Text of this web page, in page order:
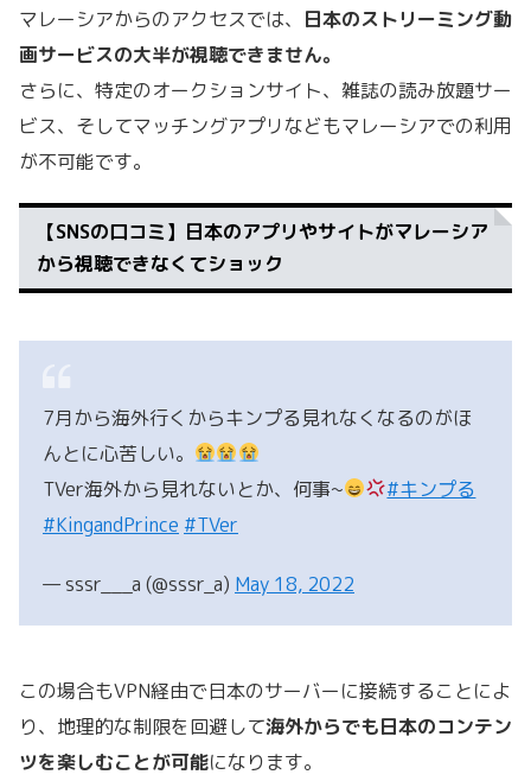
マレーシアからのアクセスでは、 日本のストリーミング動
画サービスの大半が視聴できません。
さらに、特定のオークションサイト、雑誌の読み放題サー
ビス、そしてマッチングアプリなどもマレーシアでの利用
が不可能です。
【SNSの口コミ】日本のアプリやサイトがマレーシア
から視聴できなくてショック
7月から海外行くからキンプる見れなくなるのがほ
んとに心苦しい。
TVer海外から見れないとか、何事~
#キンプる
#KingandPrince #TVer
— sssr___a (@sssr_a) May 18, 2022
この場合もVPN経由で日本のサーバーに接続することによ
り、地理的な制限を回避して海外からでも日本のコンテン
ツを楽しむことが可能になります。